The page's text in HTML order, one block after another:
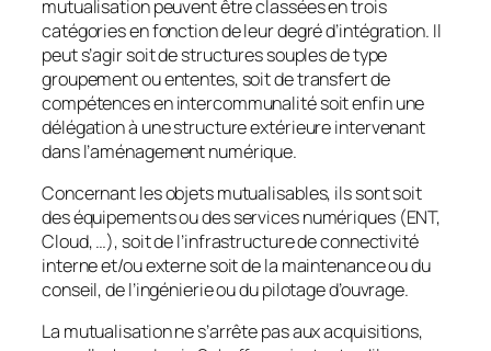
mutualisation peuvent être classées en trois
catégories en fonction de leur degré d’intégration. Il
peut s’agir soit de structures souples de type
groupement ou ententes, soit de transfert de
compétences en intercommunalité soit enfin une
délégation à une structure extérieure intervenant
dans l’aménagement numérique.
Concernant les objets mutualisables, ils sont soit
des équipements ou des services numériques (ENT,
Cloud, …), soit de l’infrastructure de connectivité
interne et/ou externe soit de la maintenance ou du
conseil, de l’ingénierie ou du pilotage d’ouvrage.
La mutualisation ne s’arrête pas aux acquisitions,